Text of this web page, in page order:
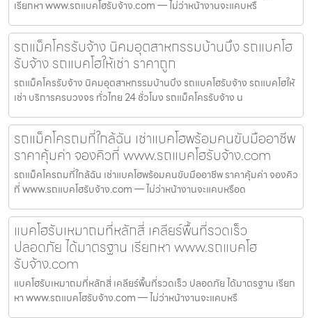
เรียกหา www.รถแบคโฮรับจ้าง.com — ไม่ว่าหน้างานจะแคบหรื
รถแม็คโครรับจ้าง นิคมอุตสาหกรรมบ้านบึง รถแบคโฮ
รับจ้าง รถแบคโฮให้เช่า ราคาถูก
รถแม็คโครรับจ้าง นิคมอุตสาหกรรมบ้านบึง รถแบคโฮรับจ้าง รถแบคโฮให้
เช่า บริการครบวงจร ทั่วไทย 24 ชั่วโมง รถแม็คโครรับจ้าง น
รถแม็คโครถมที่ใกล้ฉัน เช่าแบคโฮพร้อมคนขับมืออาชีพ
ราคาคุ้มค่า จองคิวที่ www.รถแบคโฮรับจ้าง.com
รถแม็คโครถมที่ใกล้ฉัน เช่าแบคโฮพร้อมคนขับมืออาชีพ ราคาคุ้มค่า จองคิว
ที่ www.รถแบคโฮรับจ้าง.com — ไม่ว่าหน้างานจะแคบหรือด
แบคโฮรับเหมาถมที่หลักสี่ เคลียร์พื้นที่รวดเร็ว
ปลอดภัย ได้มาตรฐาน เรียกหา www.รถแบคโฮ
รับจ้าง.com
แบคโฮรับเหมาถมที่หลักสี่ เคลียร์พื้นที่รวดเร็ว ปลอดภัย ได้มาตรฐาน เรียก
หา www.รถแบคโฮรับจ้าง.com — ไม่ว่าหน้างานจะแคบหรื